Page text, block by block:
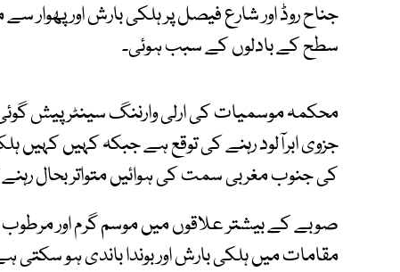
جناح روڈ اور شارع فیصل پر ہلکی بارش اور پھوار
سطح کے بادلوں کے سبب ہوئی۔
جزوی ابرآلود رہنے کی توقع ہے جبکہ کہیں کہیں
کی جنوب مغربی سمت کی ہوائیں متواتر بحال
صوبے کے بیشتر علاقوں میں موسم گرم اور
مقامات میں ہلکی بارش اور بوندا باندی ہو سکتی